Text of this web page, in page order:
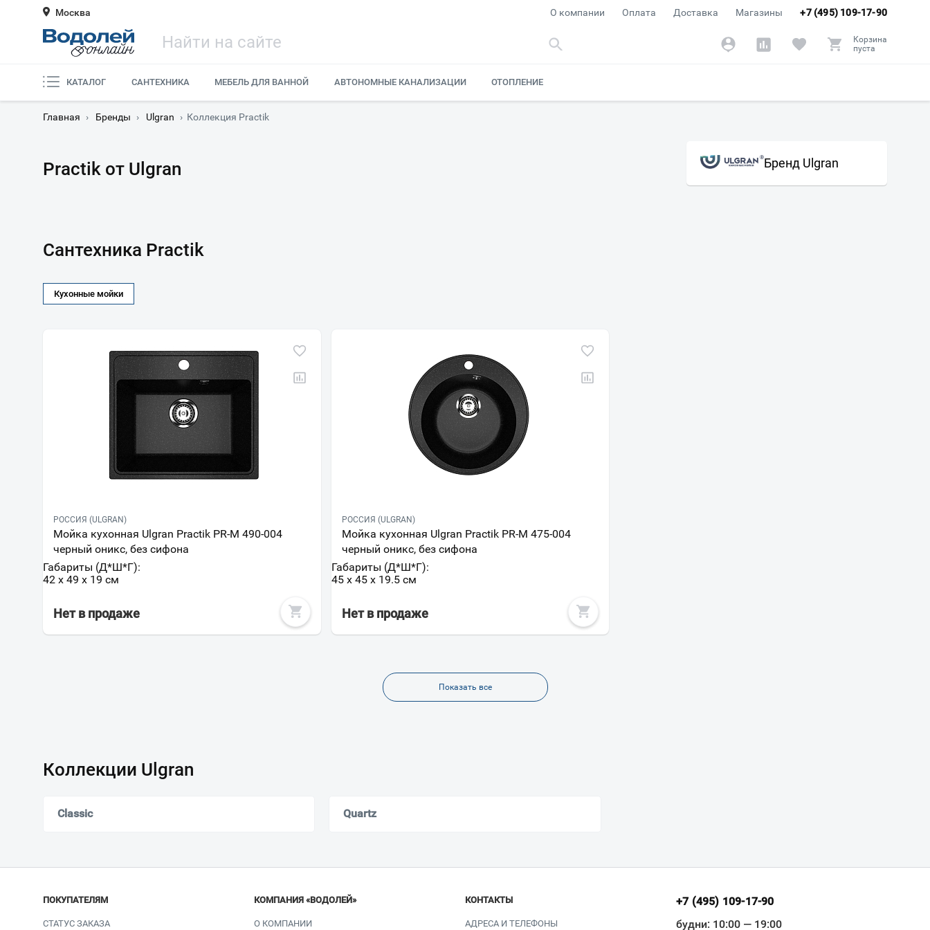
Москва +7 (495) 109-17-90
О компании Оплата Доставка Магазины
Корзина
пуста
КАТАЛОГ САНТЕХНИКА МЕБЕЛЬ ДЛЯ ВАННОЙ АВТОНОМНЫЕ КАНАЛИЗАЦИИ ОТОПЛЕНИЕ
Главная › Бренды › Ulgran › Коллекция Practik
Practik от Ulgran Бренд Ulgran
Сантехника Practik
Кухонные мойки
РОССИЯ (ULGRAN)
Мойка кухонная Ulgran Practik PR-M 490-004
черный оникс, без сифона
Габариты (Д*Ш*Г):
42 x 49 x 19 см
Нет в продаже
РОССИЯ (ULGRAN)
Мойка кухонная Ulgran Practik PR-M 475-004
черный оникс, без сифона
Габариты (Д*Ш*Г):
45 x 45 x 19.5 см
Нет в продаже
Показать все
Коллекции Ulgran
Classic Quartz
ПОКУПАТЕЛЯМ
СТАТУС ЗАКАЗА
КОМПАНИЯ «ВОДОЛЕЙ»
О КОМПАНИИ
КОНТАКТЫ
АДРЕСА И ТЕЛЕФОНЫ
+7 (495) 109-17-90
будни: 10:00 — 19:00
Москва
Всё верно Сменить город